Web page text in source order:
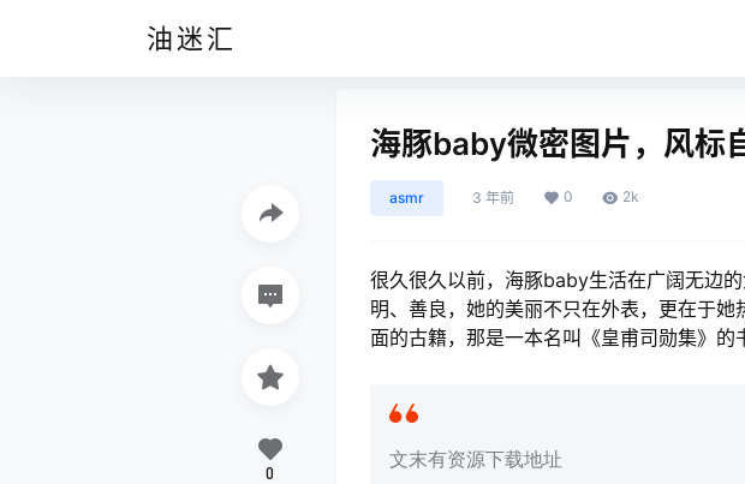
油迷汇
海豚baby微密图片，风标
asmr 3 年前 0 2k
很久很久以前，海豚baby生活在广阔无边
明、善良，她的美丽不只在外表，更在于
面的古籍，那是一本名叫《皇甫司勋集》的
文末有资源下载地址
0